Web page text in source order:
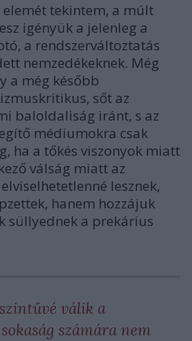
tekintem, a múlt
igényük a jelenleg a
a rendszerváltoztatás
nemzedékeknek. Még
a még később
sőt az
baloldaliság iránt, s az
médiumokra csak
ha a tőkés viszonyok miatt
válság miatt az
lesznek,
hanem hozzájuk
süllyednek a prekárius
válik a
számára nem